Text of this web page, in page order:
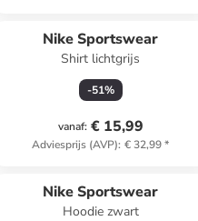
Nike Sportswear
Shirt lichtgrijs
-51%
vanaf: € 15,99
Adviesprijs (AVP): € 32,99*
Nike Sportswear
Hoodie zwart